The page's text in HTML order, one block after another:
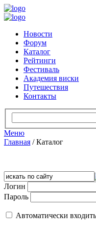
Новости
Форум
Каталог
Рейтинги
Фестиваль
Академия виски
Путешествия
Контакты
Меню
Главная /Каталог
Логин
Пароль
Автоматически